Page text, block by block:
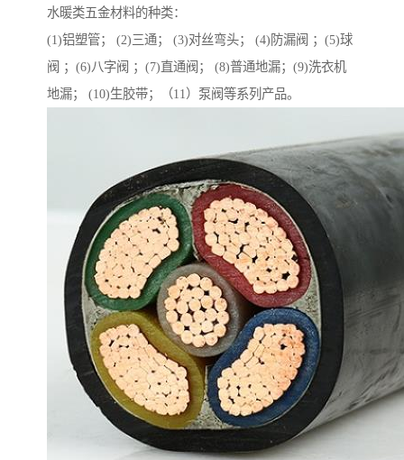
水暖类五金材料的种类：
(1)铝塑管； (2)三通； (3)对丝弯头； (4)防漏阀 ；(5)球
阀 ；(6)八字阀 ；(7)直通阀； (8)普通地漏；(9)洗衣机
地漏； (10)生胶带；（11）泵阀等系列产品。